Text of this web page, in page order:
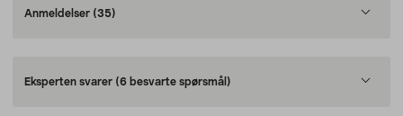
Anmeldelser (35)
Eksperten svarer (6 besvarte spørsmål)